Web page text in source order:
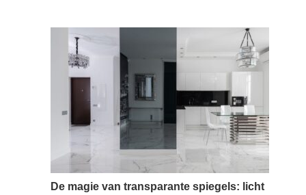
De magie van transparante spiegels: licht